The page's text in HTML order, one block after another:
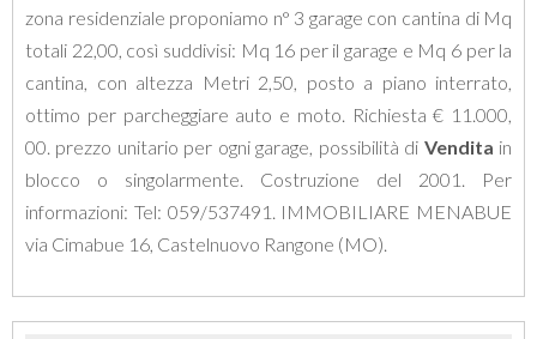
zona residenziale proponiamo n° 3 garage con cantina di Mq
totali 22,00, così suddivisi: Mq 16 per il garage e Mq 6 per la
cantina, con altezza Metri 2,50, posto a piano interrato,
ottimo per parcheggiare auto e moto. Richiesta € 11 .000,
00. prezzo unitario per ogni garage, possibilità di Vendita in
blocco
o singolarmente. Costruzione del 2001 .
Per
informazioni: Tel: 059/537491 . IMMOBILIARE MENABUE
via Cimabue 16, Castelnuovo Rangone (MO).